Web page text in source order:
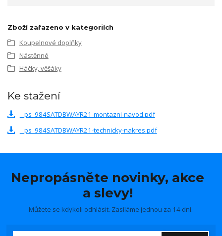
Zboží zařazeno v kategoriích
Koupelnové doplňky
Nástěnné
Háčky, věšáky
Ke stažení
_ps_984SATDBWAYR21-montazni-navod.pdf
_ps_984SATDBWAYR21-technicky-nakres.pdf
Nepropásněte novinky, akce
a slevy!
Můžete se kdykoli odhlásit. Zasíláme jednou za 14 dní.